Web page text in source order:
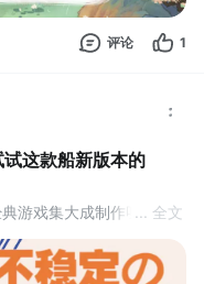
评论 1
这款船新版本的
游戏集大成制作呀。坏
安利派对#游戏安利#游
... 全文